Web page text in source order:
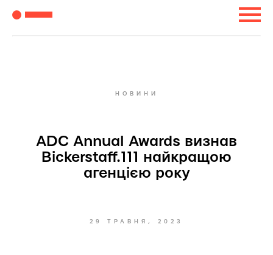
НОВИНИ
ADC Annual Awards визнав
Bickerstaff.111 найкращою
агенцією року
29 ТРАВНЯ, 2023